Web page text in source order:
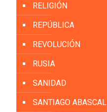
RELIGIÓN
REPÚBLICA
REVOLUCIÓN
RUSIA
SANIDAD
SANTIAGO ABASCAL